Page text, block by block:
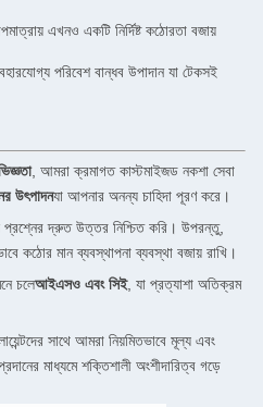
এখনও একটি নির্দিষ্ট কঠোরতা বজায়
পরিবেশ বান্ধব উপাদান যা টেকসই
, আমরা ক্রমাগত কাস্টমাইজড নকশা সেবা
উৎপাদনযা আপনার অনন্য চাহিদা পূরণ করে।
দ্রুত উত্তর নিশ্চিত করি। উপরন্তু,
কঠোর মান ব্যবস্থাপনা ব্যবস্থা বজায় রাখি।
চলেআইএসও এবং সিই, যা প্রত্যাশা অতিক্রম
সাথে আমরা নিয়মিতভাবে মূল্য এবং
মাধ্যমে শক্তিশালী অংশীদারিত্ব গড়ে